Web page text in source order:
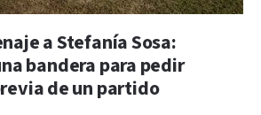
a Stefanía Sosa:
bandera para pedir
de un partido